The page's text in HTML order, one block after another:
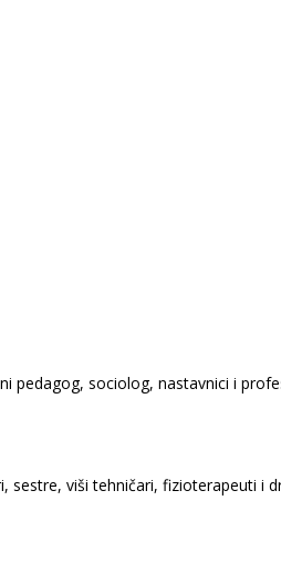
pedagog, sociolog, nastavnici i
sestre, viši tehničari, fizioterapeuti i